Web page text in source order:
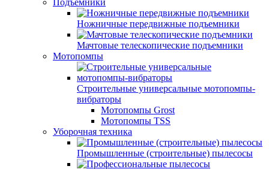
Подъемники
Ножничные передвижные подъемники
Мачтовые телескопические подъемники
Мотопомпы
Строительные универсальные мотопомпы-
вибраторы
Мотопомпы Grost
Мотопомпы TSS
Уборочная техника
Промышленные (строительные) пылесосы